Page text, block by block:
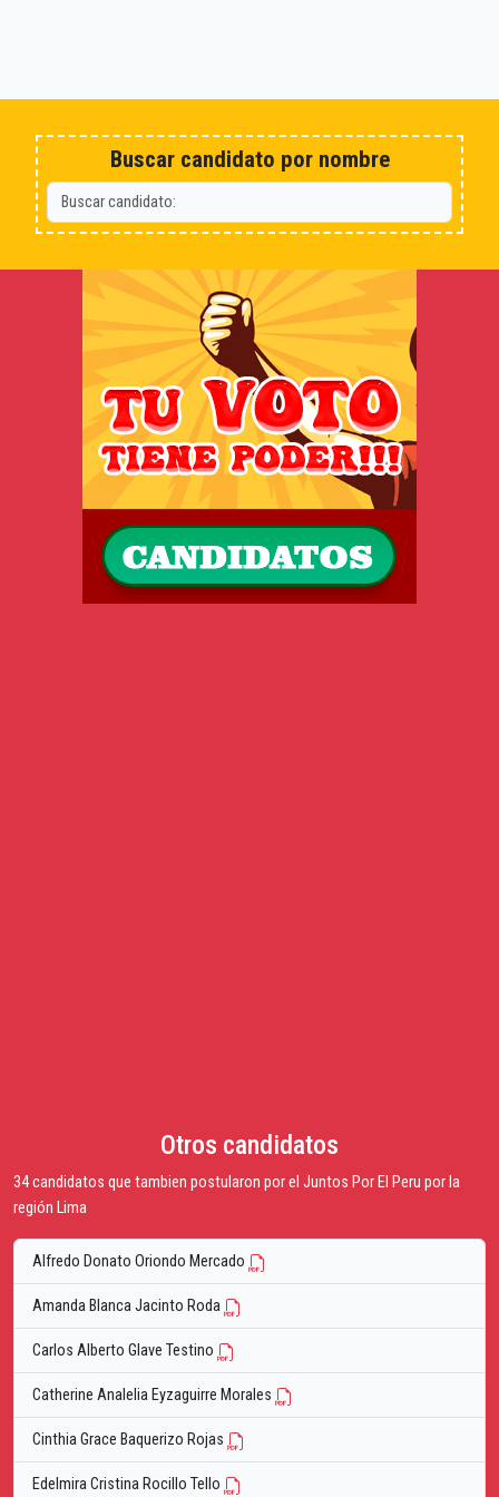
Buscar candidato por nombre
Otros candidatos
34 candidatos que tambien postularon por el Juntos Por El Peru por la
región Lima
Alfredo Donato Oriondo Mercado
Amanda Blanca Jacinto Roda
Carlos Alberto Glave Testino
Catherine Analelia Eyzaguirre Morales
Cinthia Grace Baquerizo Rojas
Edelmira Cristina Rocillo Tello